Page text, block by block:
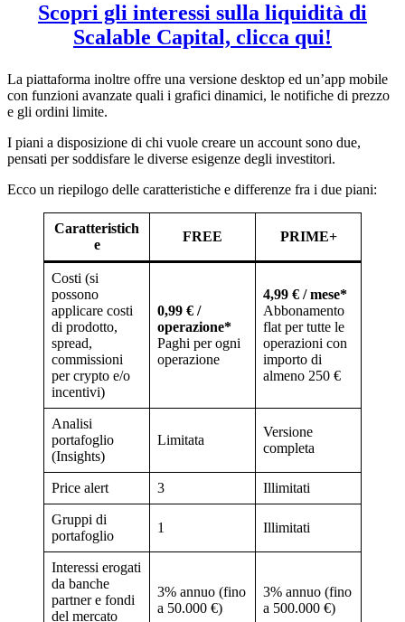
Scopri gli interessi sulla liquidità di
Scalable Capital, clicca qui!
La piattaforma inoltre offre una versione desktop ed un’app mobile
con funzioni avanzate quali i grafici dinamici, le notifiche di prezzo
e gli ordini limite.
I piani a disposizione di chi vuole creare un account sono due,
pensati per soddisfare le diverse esigenze degli investitori.
Ecco un riepilogo delle caratteristiche e differenze fra i due piani:
Caratteristich
e
FREE PRIME+
Costi (si
possono
applicare costi
di prodotto,
spread,
commissioni
per crypto e/o
incentivi)
0,99 € /
operazione*
Paghi per ogni
operazione
4,99 € / mese*
Abbonamento
flat per tutte le
operazioni con
importo di
almeno 250 €
Analisi
portafoglio
(Insights)
Limitata
Versione
completa
Price alert 3 Illimitati
Gruppi di
portafoglio
1 Illimitati
Interessi erogati
da banche
partner e fondi
del mercato
3% annuo (fino
a 50.000 €)
3% annuo (fino
a 500.000 €)